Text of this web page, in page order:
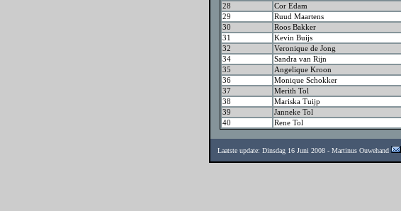
28
Cor Edam
29
Ruud Maartens
30
Roos Bakker
31
Kevin Buijs
32
Veronique de Jong
34
Sandra van Rijn
35
Angelique Kroon
36
Monique Schokker
37
Merith Tol
38
Mariska Tuijp
39
Janneke Tol
40
Rene Tol
Laatste update: Dinsdag 16 Juni 2008 - Martinus Ouwehand